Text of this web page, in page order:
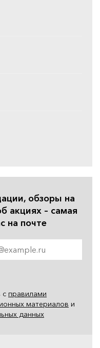
обзоры на
акциях – самая
на почте
с правилами
материалов и
данных